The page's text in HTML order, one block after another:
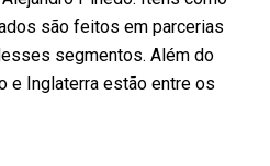
são feitos em parcerias
segmentos. Além do
e Inglaterra estão entre os